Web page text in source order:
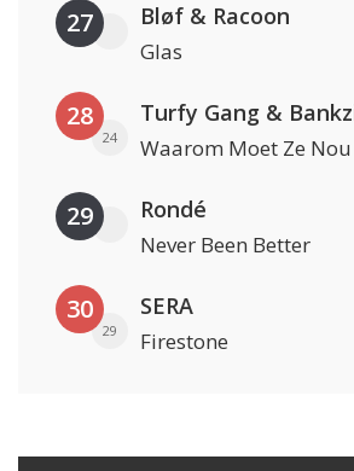
27 Bløf & Racoon
Glas
28
24
Turfy Gang &
Waarom Moet Ze Nou
29 Rondé
Never Been Better
30
29
SERA
Firestone